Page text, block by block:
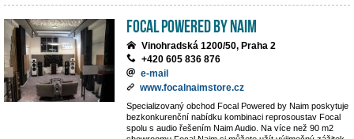
Focal powered by Naim
Vinohradská 1200/50, Praha 2
+420 605 836 876
e-mail
www.focalnaimstore.cz
Specializovaný obchod Focal Powered by Naim poskytuje
bezkonkurenční nabídku kombinaci reprosoustav Focal
spolu s audio řešením Naim Audio. Na více než 90 m2